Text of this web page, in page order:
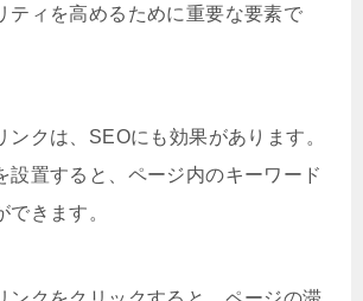
ティを高めるために重要な要素で
ンクは、SEOにも効果があります。
設置すると、ページ内のキーワード
できます。